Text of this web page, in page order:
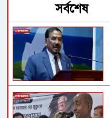
সর্বশেষ